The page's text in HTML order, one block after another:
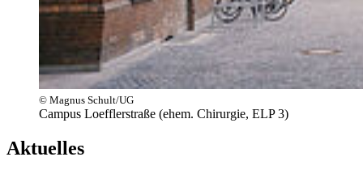
© Magnus Schult/UG
Campus Loefflerstraße (ehem. Chirurgie, ELP 3)
Aktuelles